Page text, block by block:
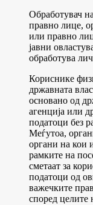
Обработувач
правно лице,
или правно
јавни
обработува
Кориснике
државната
основано од
агенција или
податоци без
Меѓутоа,
органи на кои
рамките на
сметаат за
податоци од
важечките
според целите